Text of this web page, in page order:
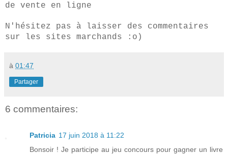
de vente en ligne
N'hésitez pas à laisser des commentaires
sur les sites marchands :o)
à 01:47
Partager
6 commentaires:
Patricia 17 juin 2018 à 11:22
Bonsoir ! Je participe au jeu concours pour gagner un livre